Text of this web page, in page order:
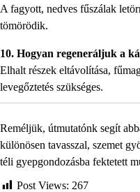
A fagyott, nedves fűszálak
tömörödik.
10. Hogyan regeneráljuk a
Elhalt részek eltávolítása,
levegőztetés szükséges.
Reméljük, útmutatónk segít
különösen tavasszal, szemet
téli gyepgondozásba fektetett
Post Views: 267